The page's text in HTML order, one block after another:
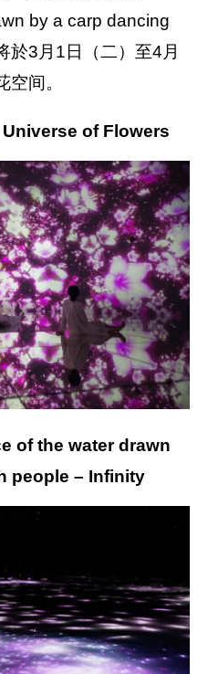
by a carp dancing
於3月1日（二）至4月
间。
of Flowers
of the water drawn
people – Infinity